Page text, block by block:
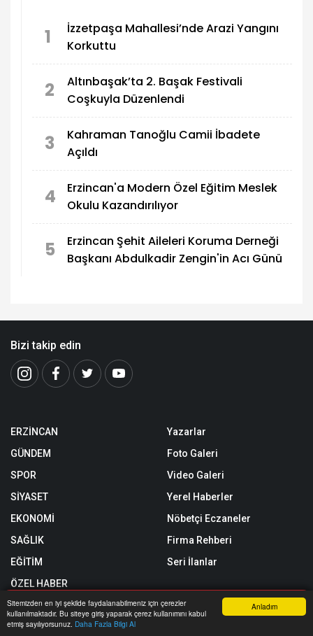
Anladım
Sitemizden en iyi şekilde faydalanabilmeniz için çerezler
kullanılmaktadır. Bu siteye giriş yaparak çerez kullanımını kabul
etmiş sayılıyorsunuz. Daha Fazla Bilgi Al
1
İzzetpaşa Mahallesi’nde Arazi Yangını
Korkuttu
2
Altınbaşak’ta 2. Başak Festivali
Coşkuyla Düzenlendi
3
Kahraman Tanoğlu Camii İbadete
Açıldı
4
Erzincan'a Modern Özel Eğitim Meslek
Okulu Kazandırılıyor
5
Erzincan Şehit Aileleri Koruma Derneği
Başkanı Abdulkadir Zengin'in Acı Günü
Bizi takip edin
ERZİNCAN
GÜNDEM
SPOR
SİYASET
EKONOMİ
SAĞLIK
EĞİTİM
ÖZEL HABER
SİZİNLE BAŞBAŞA
Yazarlar
Foto Galeri
Video Galeri
Yerel Haberler
Nöbetçi Eczaneler
Firma Rehberi
Seri İlanlar
Anasayfa Yazarlar Haber Ara İhbar Hattı Menu